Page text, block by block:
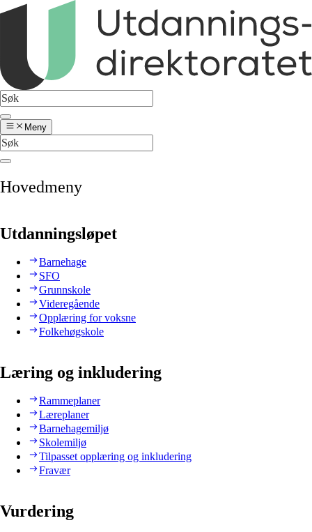
Meny
Hovedmeny
Utdanningsløpet
Barnehage
SFO
Grunnskole
Videregående
Opplæring for voksne
Folkehøgskole
Læring og inkludering
Rammeplaner
Læreplaner
Barnehagemiljø
Skolemiljø
Tilpasset opplæring og inkludering
Fravær
Vurdering